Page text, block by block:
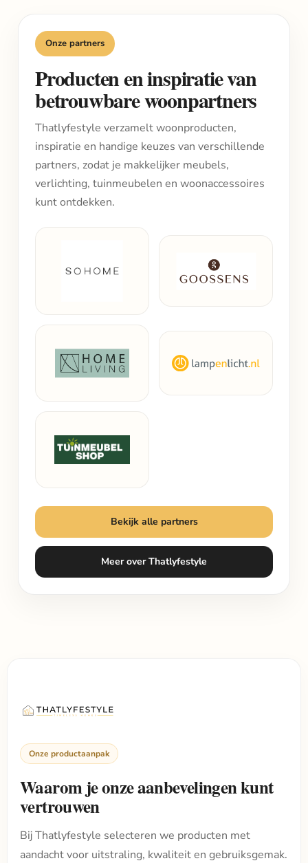
Onze partners
Producten en inspiratie van
betrouwbare woonpartners
Thatlyfestyle verzamelt woonproducten,
inspiratie en handige keuzes van verschillende
partners, zodat je makkelijker meubels,
verlichting, tuinmeubelen en woonaccessoires
kunt ontdekken.
Bekijk alle partners
Meer over Thatlyfestyle
Onze productaanpak
Waarom je onze aanbevelingen kunt
vertrouwen
Bij Thatlyfestyle selecteren we producten met
aandacht voor uitstraling, kwaliteit en gebruiksgemak.